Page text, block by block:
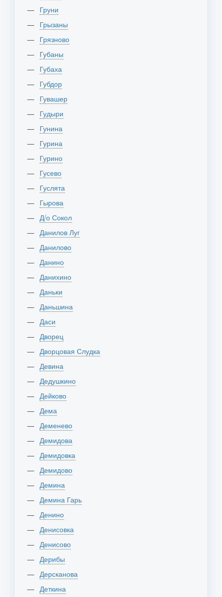
Груни
Грызаны
Грязново
Губаны
Губаха
Губдор
Гувашер
Гудыри
Гунина
Гурина
Гурино
Гусево
Гуслята
Гырова
Д/о Сокол
Данилов Луг
Данилово
Данино
Данихино
Даньки
Даньшина
Даси
Дворец
Дворцовая Слудка
Девина
Дедушкино
Дейково
Дема
Деменево
Демидова
Демидовка
Демидово
Демина
Демина Гарь
Денино
Денисовка
Денисово
Дерибы
Дерсканова
Деткина